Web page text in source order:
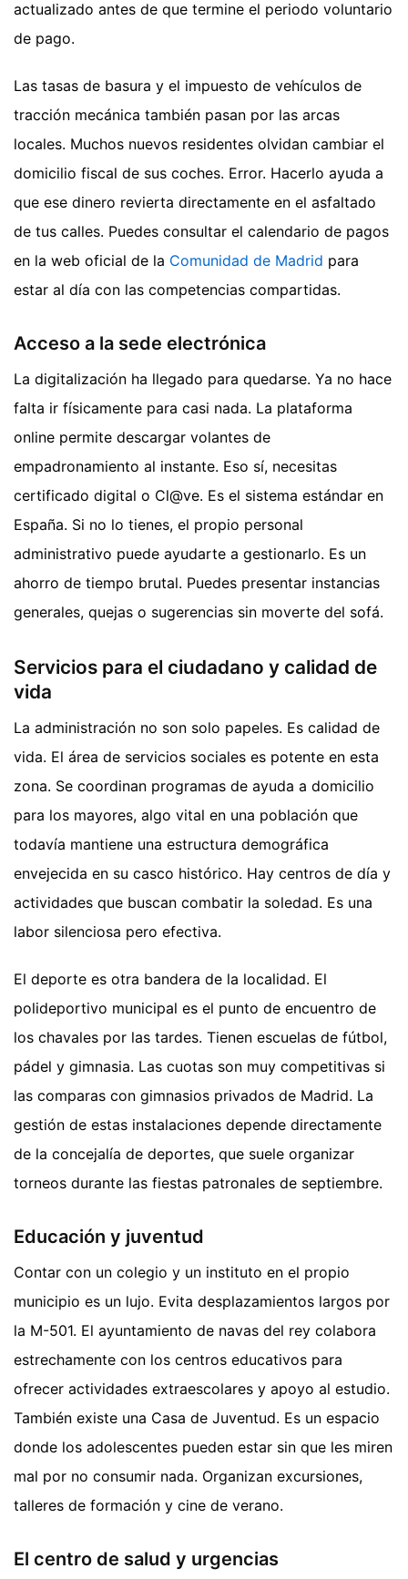
actualizado antes de que termine el periodo voluntario
de pago.
Las tasas de basura y el impuesto de vehículos de
tracción mecánica también pasan por las arcas
locales. Muchos nuevos residentes olvidan cambiar el
domicilio fiscal de sus coches. Error. Hacerlo ayuda a
que ese dinero revierta directamente en el asfaltado
de tus calles. Puedes consultar el calendario de pagos
en la web oficial de la Comunidad de Madrid para
estar al día con las competencias compartidas.
Acceso a la sede electrónica
La digitalización ha llegado para quedarse. Ya no hace
falta ir físicamente para casi nada. La plataforma
online permite descargar volantes de
empadronamiento al instante. Eso sí, necesitas
certificado digital o Cl@ve. Es el sistema estándar en
España. Si no lo tienes, el propio personal
administrativo puede ayudarte a gestionarlo. Es un
ahorro de tiempo brutal. Puedes presentar instancias
generales, quejas o sugerencias sin moverte del sofá.
Servicios para el ciudadano y calidad de
vida
La administración no son solo papeles. Es calidad de
vida. El área de servicios sociales es potente en esta
zona. Se coordinan programas de ayuda a domicilio
para los mayores, algo vital en una población que
todavía mantiene una estructura demográfica
envejecida en su casco histórico. Hay centros de día y
actividades que buscan combatir la soledad. Es una
labor silenciosa pero efectiva.
El deporte es otra bandera de la localidad. El
polideportivo municipal es el punto de encuentro de
los chavales por las tardes. Tienen escuelas de fútbol,
pádel y gimnasia. Las cuotas son muy competitivas si
las comparas con gimnasios privados de Madrid. La
gestión de estas instalaciones depende directamente
de la concejalía de deportes, que suele organizar
torneos durante las fiestas patronales de septiembre.
Educación y juventud
Contar con un colegio y un instituto en el propio
municipio es un lujo. Evita desplazamientos largos por
la M-501. El ayuntamiento de navas del rey colabora
estrechamente con los centros educativos para
ofrecer actividades extraescolares y apoyo al estudio.
También existe una Casa de Juventud. Es un espacio
donde los adolescentes pueden estar sin que les miren
mal por no consumir nada. Organizan excursiones,
talleres de formación y cine de verano.
El centro de salud y urgencias